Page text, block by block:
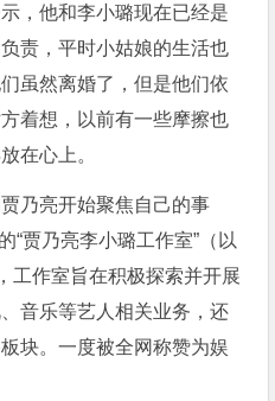
，他和李小璐现在已经是
责，平时小姑娘的生活也
虽然离婚了，但是他们依
着想，以前有一些摩擦也
在心上。
乃亮开始聚焦自己的事
“贾乃亮李小璐工作室”（以
工作室旨在积极探索并开展
音乐等艺人相关业务，还
块。一度被全网称赞为娱